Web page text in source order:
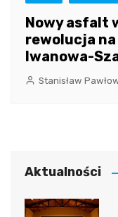
Nowy asfalt
rewolucja na
Iwanowa-
Stanisław
Aktualności